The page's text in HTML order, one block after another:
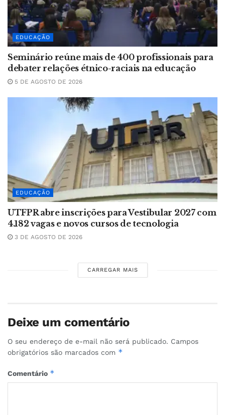
EDUCAÇÃO
Seminário reúne mais de 400 profissionais para
debater relações étnico-raciais na educação
5 DE AGOSTO DE 2026
EDUCAÇÃO
UTFPR abre inscrições para Vestibular 2027 com
4.182 vagas e novos cursos de tecnologia
3 DE AGOSTO DE 2026
CARREGAR MAIS
Deixe um comentário
O seu endereço de e-mail não será publicado. Campos
obrigatórios são marcados com *
Comentário *